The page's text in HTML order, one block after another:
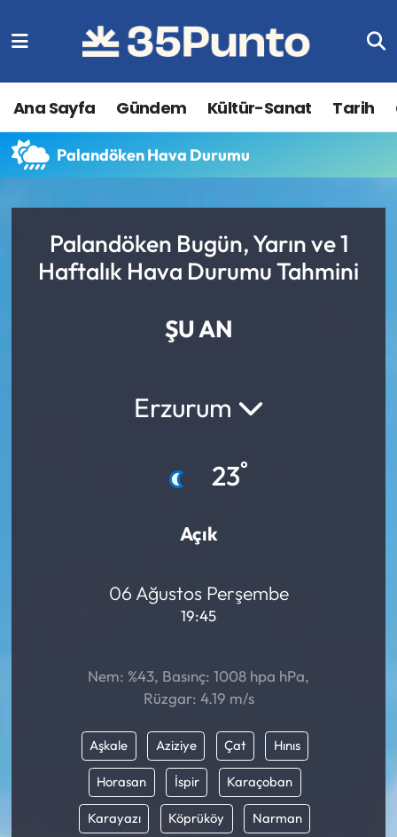
Ana Sayfa Gündem Kültür-Sanat Tarih
Palandöken Hava Durumu
Palandöken Bugün, Yarın ve 1
Haftalık Hava Durumu Tahmini
ŞU AN
Erzurum
23°
Açık
06 Ağustos Perşembe
19:45
Nem: %43, Basınç: 1008 hpa hPa,
Rüzgar: 4.19 m/s
Aşkale Aziziye Çat Hınıs
Horasan İspir Karaçoban
Karayazı Köprüköy Narman